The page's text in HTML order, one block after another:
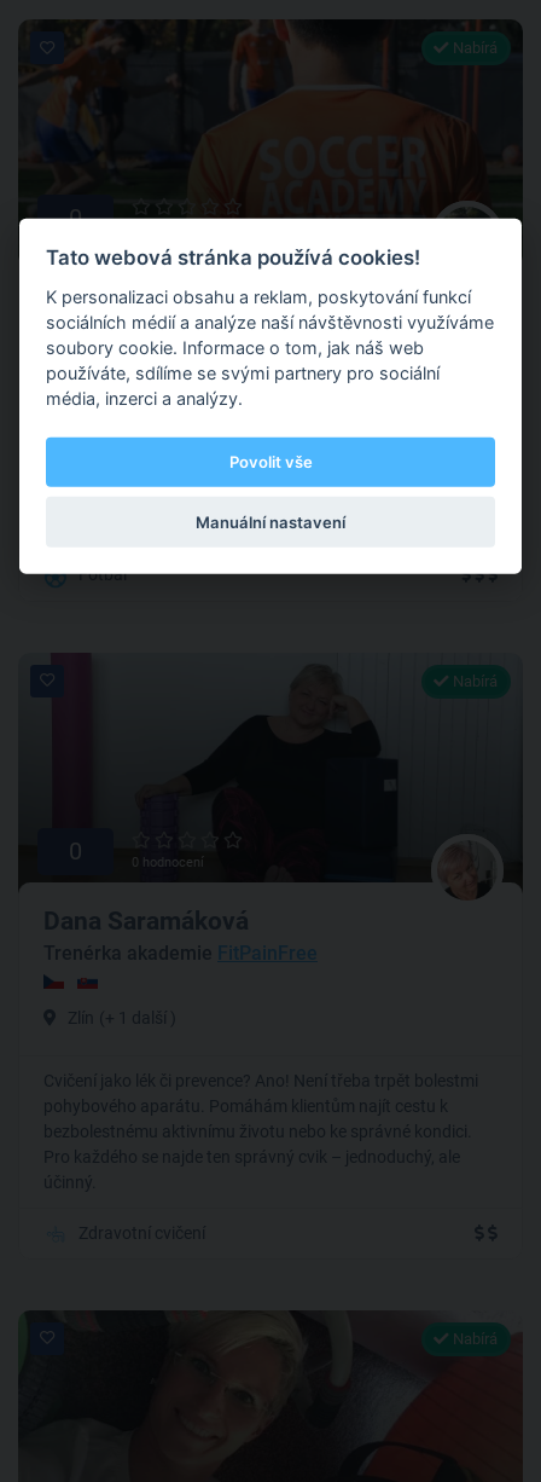
Nabírá
0
Filip Ouroda
Vancouver, Britská Kolumbie, Kanada (+ 3 další )
Učitel v kopačkách který chce procestovat svět a trénovat u
toho děti fotbal. Momentálně se nacházím v kanadském
Fotbal
Nabírá
0 0 hodnocení
Dana Saramáková
Trenérka akademie FitPainFree
Zlín (+ 1 další )
Cvičení jako lék či prevence? Ano! Není třeba trpět bolestmi
pohybového aparátu. Pomáhám klientům najít cestu k
bezbolestnému aktivnímu životu nebo ke správné kondici.
Pro každého se najde ten správný cvik – jednoduchý, ale
účinný.
Zdravotní cvičení
Nabírá
Tato webová stránka používá cookies!
K personalizaci obsahu a reklam, poskytování funkcí
sociálních médií a analýze naší návštěvnosti využíváme
soubory cookie. Informace o tom, jak náš web
používáte, sdílíme se svými partnery pro sociální
média, inzerci a analýzy.
Povolit vše
Manuální nastavení